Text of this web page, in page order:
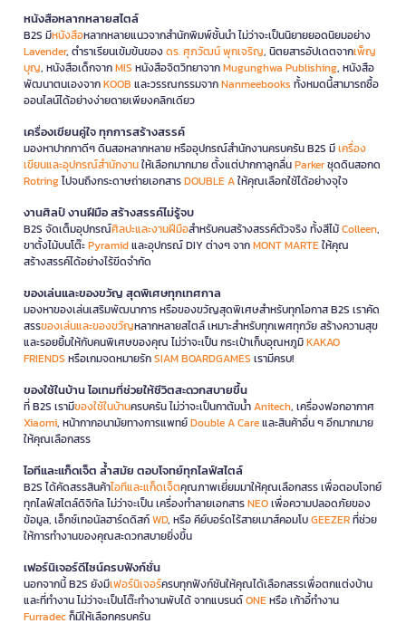
หนังสือหลากหลายสไตล์
B2S มีหนังสือหลากหลายแนวจากสำนักพิมพ์ชั้นนำ ไม่ว่าจะเป็นนิยายยอดนิยมอย่าง
Lavender, ตำราเรียนเข้มข้นของดร. ศุภวัฒน์ พุกเจริญ, นิตยสารอัปเดตจากเพ็ญ
บุญ, หนังสือเด็กจากMIS หนังสือจิตวิทยาจากMugunghwa Publishing, หนังสือ
พัฒนาตนเองจากKOOB และวรรณกรรมจากNanmeebooks ทั้งหมดนี้สามารถซื้อ
ออนไลน์ได้อย่างง่ายดายเพียงคลิกเดียว
เครื่องเขียนคู่ใจ ทุกการสร้างสรรค์
มองหาปากกาดีๆ ดินสอหลากหลาย หรืออุปกรณ์สำนักงานครบครัน B2S มีเครื่อง
เขียนและอุปกรณ์สำนักงานให้เลือกมากมาย ตั้งแต่ปากกาลูกลื่นParkerชุดดินสอกด
Rotringไปจนถึงกระดาษถ่ายเอกสารDOUBLE Aให้คุณเลือกใช้ได้อย่างจุใจ
งานศิลป์ งานฝีมือ สร้างสรรค์ไม่รู้จบ
B2S จัดเต็มอุปกรณ์ศิลปะและงานฝีมือสำหรับคนสร้างสรรค์ตัวจริง ทั้งสีไม้Colleen,
ขาตั้งไม้บนโต๊ะPyramidและอุปกรณ์ DIY ต่างๆ จากMONT MARTEให้คุณ
สร้างสรรค์ได้อย่างไร้ขีดจำกัด
ของเล่นและของขวัญ สุดพิเศษทุกเทศกาล
มองหาของเล่นเสริมพัฒนาการ หรือของขวัญสุดพิเศษสำหรับทุกโอกาส B2S เราคัด
สรรของเล่นและของขวัญหลากหลายสไตล์ เหมาะสำหรับทุกเพศทุกวัย สร้างความสุข
และรอยยิ้มให้กับคนพิเศษของคุณ ไม่ว่าจะเป็น กระเป๋าเก็บอุณหภูมิKAKAO
FRIENDS หรือเกมจดหมายรักSIAM BOARDGAMES เรามีครบ!
ของใช้ในบ้าน ไอเทมที่ช่วยให้ชีวิตสะดวกสบายขึ้น
ที่ B2S เรามีของใช้ในบ้านครบครัน ไม่ว่าจะเป็นกาต้มน้ำAnitech, เครื่องฟอกอากาศ
Xiaomi, หน้ากากอนามัยทางการแพทย์Double A Careและสินค้าอื่น ๆ อีกมากมาย
ให้คุณเลือกสรร
ไอทีและแก็ดเจ็ต ล้ำสมัย ตอบโจทย์ทุกไลฟ์สไตล์
B2S ได้คัดสรรสินค้าไอทีและแก็ดเจ็ตคุณภาพเยี่ยมมาให้คุณเลือกสรร เพื่อตอบโจทย์
ทุกไลฟ์สไตล์ดิจิทัล ไม่ว่าจะเป็น เครื่องทำลายเอกสารNEOเพื่อความปลอดภัยของ
ข้อมูล, เอ็กซ์เทอนัลฮาร์ดดิสก์WD, หรือ คีย์บอร์ดไร้สายเมาส์คอมโบGEEZERที่ช่วย
ให้การทำงานของคุณสะดวกสบายยิ่งขึ้น
เฟอร์นิเจอร์ดีไซน์ครบฟังก์ชั่น
นอกจากนี้ B2S ยังมีเฟอร์นิเจอร์ครบทุกฟังก์ชันให้คุณได้เลือกสรรเพื่อตกแต่งบ้าน
และที่ทำงาน ไม่ว่าจะเป็นโต๊ะทำงานพับได้ จากแบรนด์ONEหรือ เก้าอี้ทำงาน
Furradecก็มีให้เลือกครบครัน